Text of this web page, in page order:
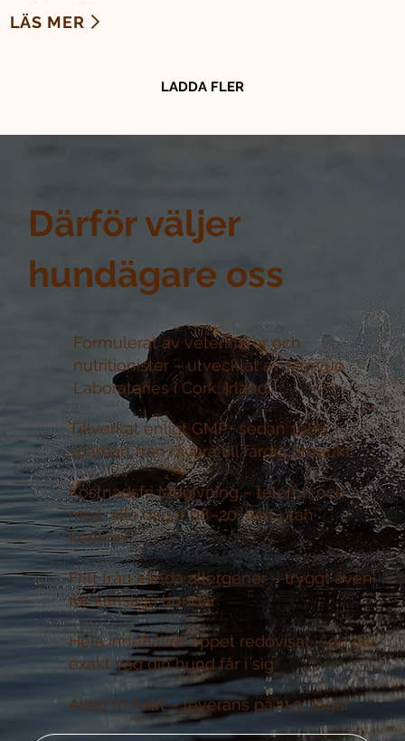
Därför väljer
hundägare oss
Formulerat av veterinärer och
nutritionister –utvecklat av Mervue
Laboratories i Cork, Irland
Tillverkat enligt GMP+ sedan 1986 –
spårbart från råvara till färdig produkt
Kostnadsfri rådgivning –telefon och
mejl, alla dagar 08–20, helt utan
köpkrav
Fritt från kända allergener –tryggt även
för känsliga hundar
Hela innehållet öppet redovisat –du ser
exakt vad din hund får i sig
Alltid fri frakt –leverans på 1–3 dagar
LÄS MER
LADDA FLER